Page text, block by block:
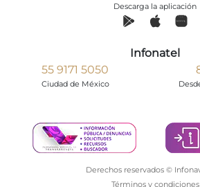
Descarga la aplicación
Infonatel
55 9171 5050
Ciudad de México
Derechos reservados ©
Términos y condiciones